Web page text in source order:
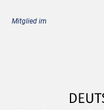
Mitglied im